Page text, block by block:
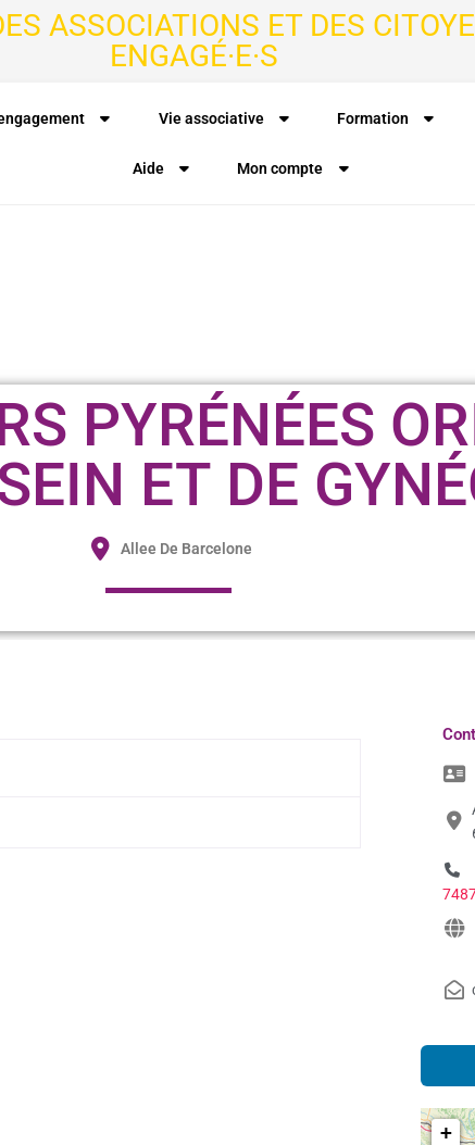
ASSOCIATIONS ET DES
ENGAGÉ·E·S
Vie associative Formation
Aide Mon compte
PYRÉNÉES
ET DE
Allee De Barcelone
+